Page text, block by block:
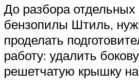
До разбора отдельных
бензопилы Штиль,
проделать
работу: удалить
решетчатую крышку на